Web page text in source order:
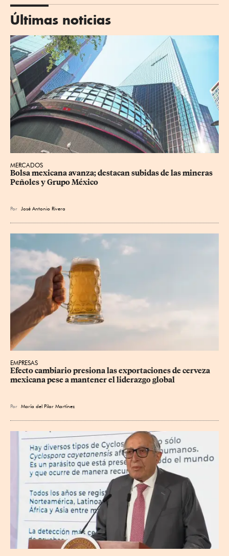
Últimas noticias
MERCADOS
Bolsa mexicana avanza; destacan subidas de las mineras
Peñoles y Grupo México
Por José Antonio Rivera
EMPRESAS
Efecto cambiario presiona las exportaciones de cerveza
mexicana pese a mantener el liderazgo global
Por María del Pilar Martínez